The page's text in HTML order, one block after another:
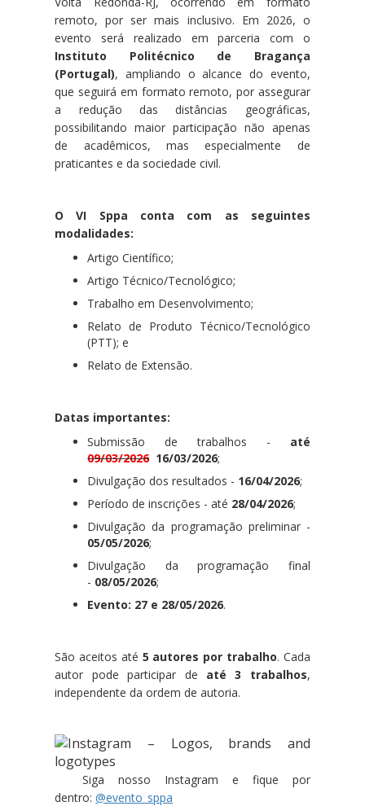
remoto, por ser mais inclusivo. Em 2026, o
evento será realizado em parceria com o
Instituto Politécnico de Bragança
(Portugal), ampliando o alcance do evento,
que seguirá em formato remoto, por assegurar
a redução das distâncias geográficas,
possibilitando maior participação não apenas
de acadêmicos, mas especialmente de
praticantes e da sociedade civil.
O VI Sppa conta com as seguintes
modalidades:
Artigo Científico;
Artigo Técnico/Tecnológico;
Trabalho em Desenvolvimento;
Relato de Produto Técnico/Tecnológico
(PTT); e
Relato de Extensão.
Datas importantes:
Submissão de trabalhos - até
09/03/2026 16/03/2026;
Divulgação dos resultados - 16/04/2026;
Período de inscrições - até 28/04/2026;
Divulgação da programação preliminar -
05/05/2026;
Divulgação da programação final
- 08/05/2026;
Evento: 27 e 28/05/2026.
São aceitos até 5 autores por trabalho. Cada
autor pode participar de até 3 trabalhos,
independente da ordem de autoria.
Siga nosso Instagram e fique por
dentro:@evento_sppa